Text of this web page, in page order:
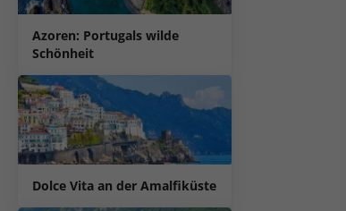
Azoren: Portugals wilde
Schönheit
Dolce Vita an der Amalfiküste